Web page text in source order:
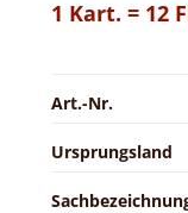
1 Kart. = 12
Art.-Nr.
Ursprungsland